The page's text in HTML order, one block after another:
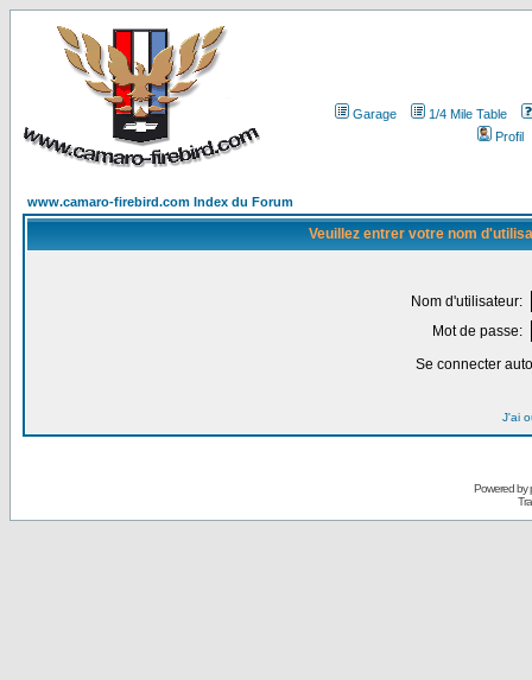
Garage
1/4 Mile Table
Profil
www.camaro-firebird.com Index du Forum
Veuillez entrer votre nom
Nom d'utilisateur:
Mot de passe:
Se connecter
J'ai
Powered by